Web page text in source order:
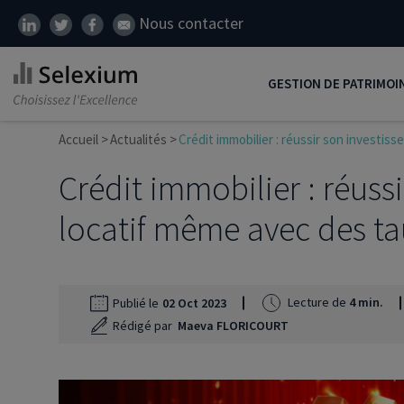
Nous contacter
GESTION DE
Développer son
Réduire ses impôts
Préparer sa retraite
Protéger ses proches
Défiscalisation
Accueil Actualités Crédit immobilier : réussir son
Crédit immobilier :
locatif même avec des
Publié le 02 Oct 2023 Lecture de 4 min.
Rédigé par Maeva FLORICOURT